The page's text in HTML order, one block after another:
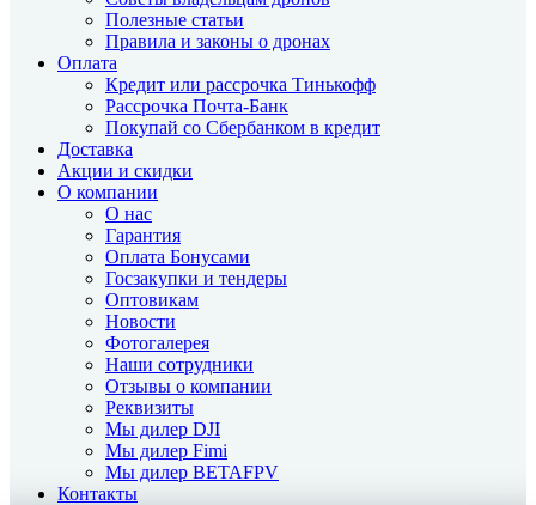
Полезные статьи
Правила и законы о дронах
Оплата
Кредит или рассрочка Тинькофф
Рассрочка Почта-Банк
Покупай со Сбербанком в кредит
Доставка
Акции и скидки
О компании
О нас
Гарантия
Оплата Бонусами
Госзакупки и тендеры
Оптовикам
Новости
Фотогалерея
Наши сотрудники
Отзывы о компании
Реквизиты
Мы дилер DJI
Мы дилер Fimi
Мы дилер BETAFPV
Контакты